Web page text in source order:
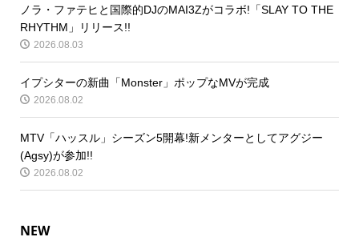
ノラ・ファテヒと国際的DJのMAI3Zがコラボ!「SLAY TO THE
RHYTHM」リリース!!
2026.08.03
イプシターの新曲「Monster」ポップなMVが完成
2026.08.02
MTV「ハッスル」シーズン5開幕!新メンターとしてアグジー
(Agsy)が参加!!
2026.08.02
NEW